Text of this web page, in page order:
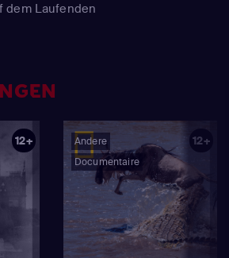
dem Laufenden
12+
Andere
Documentaire
12+